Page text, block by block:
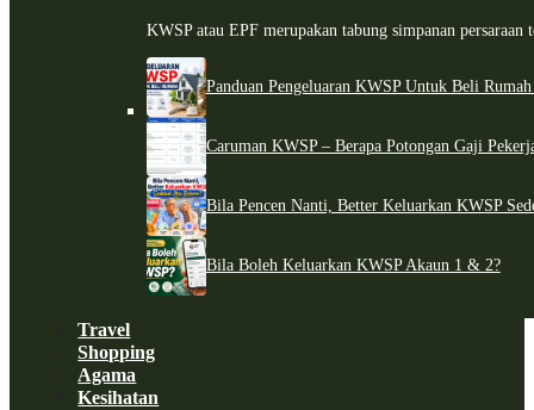
KWSP atau EPF merupakan tabung simpanan persaraan
Panduan Pengeluaran KWSP Untuk Beli
Caruman KWSP – Berapa Potongan Gaji
Bila Pencen Nanti, Better Keluarkan KWSP
Bila Boleh Keluarkan KWSP Akaun 1 & 2?
Travel
Shopping
Agama
Kesihatan